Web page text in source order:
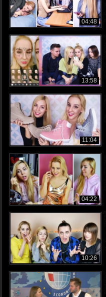
04:48
13:58
11:04
04:22
10:26